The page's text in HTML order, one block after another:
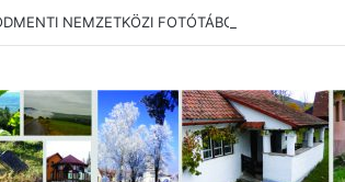
NEMZETKÖZI FOTÓTÁBOR